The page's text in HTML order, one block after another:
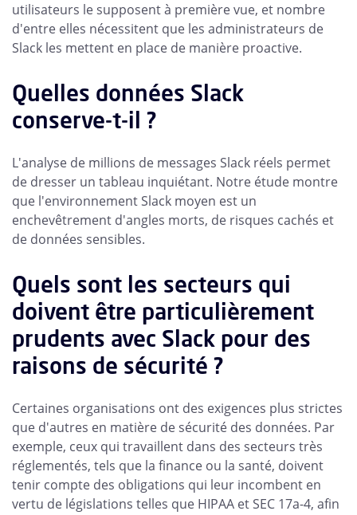
utilisateurs le supposent à première vue, et nombre
d'entre elles nécessitent que les administrateurs de
Slack les mettent en place de manière proactive.
Quelles données Slack
conserve-t-il ?
L'analyse de millions de messages Slack réels permet
de dresser un tableau inquiétant. Notre étude montre
que l'environnement Slack moyen est un
enchevêtrement d'angles morts, de risques cachés et
de données sensibles.
Quels sont les secteurs qui
doivent être particulièrement
prudents avec Slack pour des
raisons de sécurité ?
Certaines organisations ont des exigences plus strictes
que d'autres en matière de sécurité des données. Par
exemple, ceux qui travaillent dans des secteurs très
réglementés, tels que la finance ou la santé, doivent
tenir compte des obligations qui leur incombent en
vertu de législations telles que HIPAA et SEC 17a-4, afin